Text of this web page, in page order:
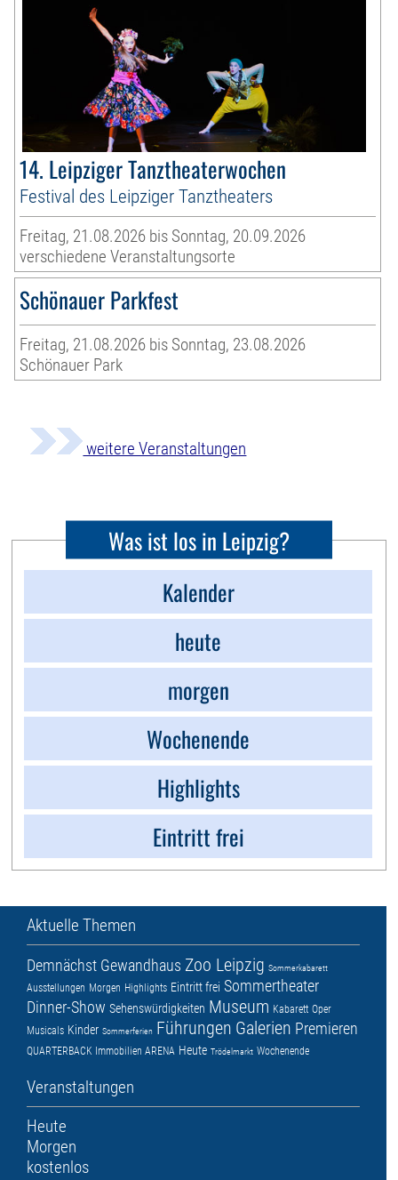
14. Leipziger Tanztheaterwochen
Festival des Leipziger Tanztheaters
Freitag, 21.08.2026 bis Sonntag, 20.09.2026
verschiedene Veranstaltungsorte
Schönauer Parkfest
Freitag, 21.08.2026 bis Sonntag, 23.08.2026
Schönauer Park
weitere Veranstaltungen
Was ist los in Leipzig?
Kalender
heute
morgen
Wochenende
Highlights
Eintritt frei
Aktuelle Themen
Demnächst Gewandhaus Zoo Leipzig Sommerkabarett
Ausstellungen Morgen Highlights Eintritt frei Sommertheater
Dinner-Show Sehenswürdigkeiten Museum Kabarett Oper
Musicals Kinder Sommerferien Führungen Galerien Premieren
QUARTERBACK Immobilien ARENA Heute Trödelmarkt Wochenende
Veranstaltungen
Heute
Morgen
kostenlos